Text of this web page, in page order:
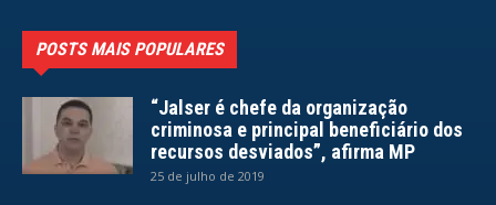
POSTS MAIS POPULARES
“Jalser é chefe da organização
criminosa e principal beneficiário dos
recursos desviados”, afirma MP
25 de julho de 2019